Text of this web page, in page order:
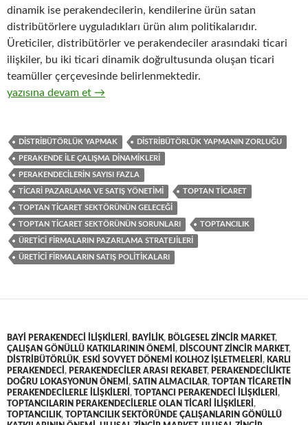
dinamik ise perakendecilerin, kendilerine ürün satan
distribütörlere uyguladıkları ürün alım politikalarıdır.
Üreticiler, distribütörler ve perakendeciler arasındaki ticari
ilişkiler, bu iki ticari dinamik doğrultusunda oluşan ticari
teamüller çerçevesinde belirlenmektedir.
20-Hızlı tüketim ürünleri distribütörlüğü yapan toptan ticaret
yazısına devam et →
DISTRIBÜTÖRLÜK YAPMAK DISTRIBÜTÖRLÜK YAPMANIN ZORLUĞU
PERAKENDE ILE ÇALIŞMA DINAMIKLERI
PERAKENDECILERIN SAYISI FAZLA
TICARI PAZARLAMA VE SATIŞ YÖNETIMI TOPTAN TICARET
TOPTAN TICARET SEKTÖRÜNÜN GELECEĞI
TOPTAN TICARET SEKTÖRÜNÜN SORUNLARI TOPTANCILIK
ÜRETICI FIRMALARIN PAZARLAMA STRATEJILERI
ÜRETICI FIRMALARIN SATIŞ POLITIKALARI
BAYI PERAKENDECI ILIŞKILERI , BAYILIK, BÖLGESEL ZINCIR MARKET,
ÇALIŞAN GÖNÜLLÜ KATKILARININ ÖNEMI , DISCOUNT ZINCIR MARKET,
DISTRIBÜTÖRLÜK, ESKI SOVYET DÖNEMI KOLHOZ IŞLETMELERI , KARLI
PERAKENDECI , PERAKENDECILER ARASI REKABET, PERAKENDECILIKTE
DOĞRU LOKASYONUN ÖNEMI , SATIN ALMACILAR, TOPTAN TICARETIN
PERAKENDECILERLE ILIŞKILERI , TOPTANCI PERAKENDECI ILIŞKILERI ,
TOPTANCILARIN PERAKENDECILERLE OLAN TICARI ILIŞKILERI ,
TOPTANCILIK, TOPTANCILIK SEKTÖRÜNDE ÇALIŞANLARIN GÖNÜLLÜ